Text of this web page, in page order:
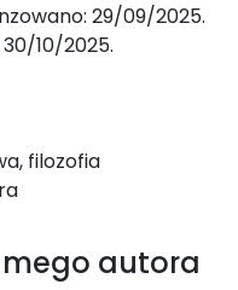
29/09/2025.
10/2025.
filozofia
autora